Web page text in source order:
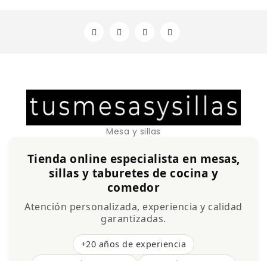
Mesa y sillas
Tienda online especialista en mesas,
sillas y taburetes de cocina y
comedor
Atención personalizada, experiencia y calidad
garantizadas.
+20 años de experiencia